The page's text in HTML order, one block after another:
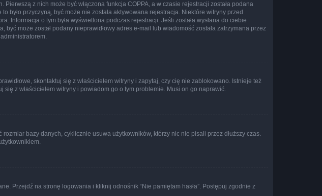
z nich może być włączona funkcja COPPA, a w czasie rejestracji została podana
było przyczyną, być może nie została aktywowana rejestracja. Niektóre witryny przed
o tym była wyświetlona podczas rejestracji. Jeśli została wysłana do ciebie
może został podany nieprawidłowy adres e-mail lub wiadomość została zatrzymana przez
skontaktuj się z właścicielem witryny i zapytaj, czy cię nie zablokowano. Istnieje też
z właścicielem witryny i powiadom go o tym problemie. Musi on go naprawić.
bazy danych, cyklicznie usuwa użytkowników, którzy nic nie pisali przez dłuższy czas.
Przejdź na stronę logowania i kliknij odnośnik “Nie pamiętam hasła”. Postępuj zgodnie z